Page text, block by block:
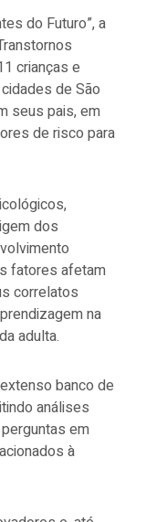
do Futuro”, a
crianças e
de São
seus pais, em
de risco para
dos
fatores afetam
correlatos
na
adulta.
banco de
análises
em
à